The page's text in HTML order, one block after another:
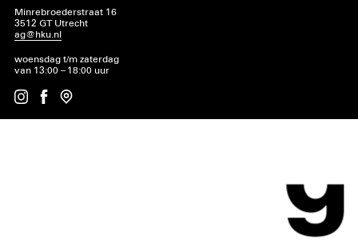
Minrebroederstraat 16
3512 GT Utrecht
ag@hku.nl
woensdag t/m zaterdag
van 13:00 – 18:00 uur